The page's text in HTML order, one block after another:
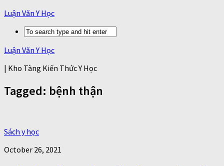
Luận Văn Y Học
Luận Văn Y Học
| Kho Tàng Kiến Thức Y Học
Tagged: bệnh thận
Sách y học
October 26, 2021